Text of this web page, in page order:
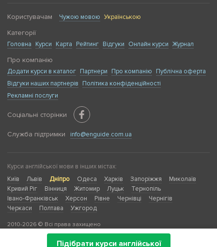
Підібрати курси англійської
Користувачам Чужою мовою Українською
Категорії
Головна Курси Карта Рейтинг Відгуки Онлайн курси Журнал
Про компанію
Додати курси в каталог Партнери Про компанію
Публічна оферта
Відгуки наших партнерів
Політика конфіденційності
Рекламні послуги
Соціальні сторінки
Служба підтримки info@enguide.com.ua
Курси англійської мови в інших містах:
Київ
Львів Дніпро Одеса Харків Запоріжжя
Миколаїв
Кривий Ріг
Вінниця Житомир Луцьк
Тернопіль
Івано-Франківськ
Херсон Рівне Чернівці
Чернігів
Черкаси
Полтава Ужгород
2010-2026 © Всі права захищено